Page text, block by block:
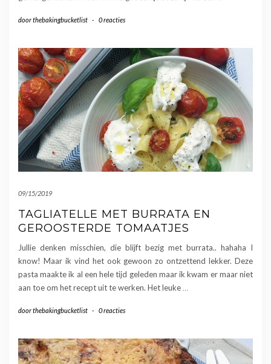
doorthebakingbucketlist - 0 reacties
09/15/2019
TAGLIATELLE MET BURRATA EN
GEROOSTERDE TOMAATJES
Jullie denken misschien, die blijft bezig met burrata.. hahaha I
know! Maar ik vind het ook gewoon zo ontzettend lekker. Deze
pasta maakte ik al een hele tijd geleden maar ik kwam er maar niet
aan toe om het recept uit te werken. Het leuke …
doorthebakingbucketlist - 0 reacties